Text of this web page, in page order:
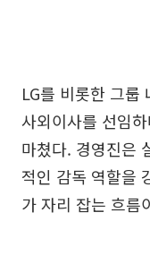
LG를 비롯한 그룹
사외이사를 선임
마쳤다. 경영진은
적인 감독 역할을
가 자리 잡는 흐름